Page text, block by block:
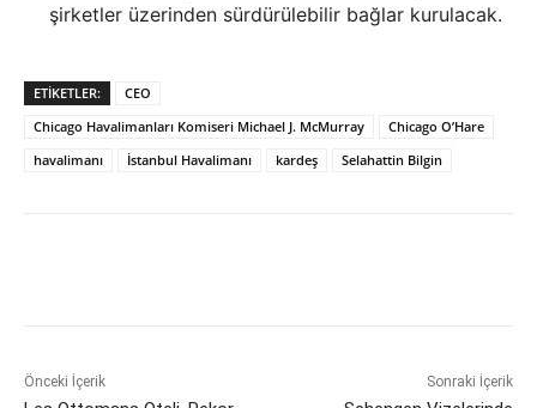
şirketler üzerinden sürdürülebilir bağlar kurulacak.
ETIKETLER:
CEO
Chicago Havalimanları Komiseri Michael J. McMurray
Chicago O’Hare
havalimanı
İstanbul Havalimanı kardeş Selahattin Bilgin
Önceki İçerik Sonraki İçerik